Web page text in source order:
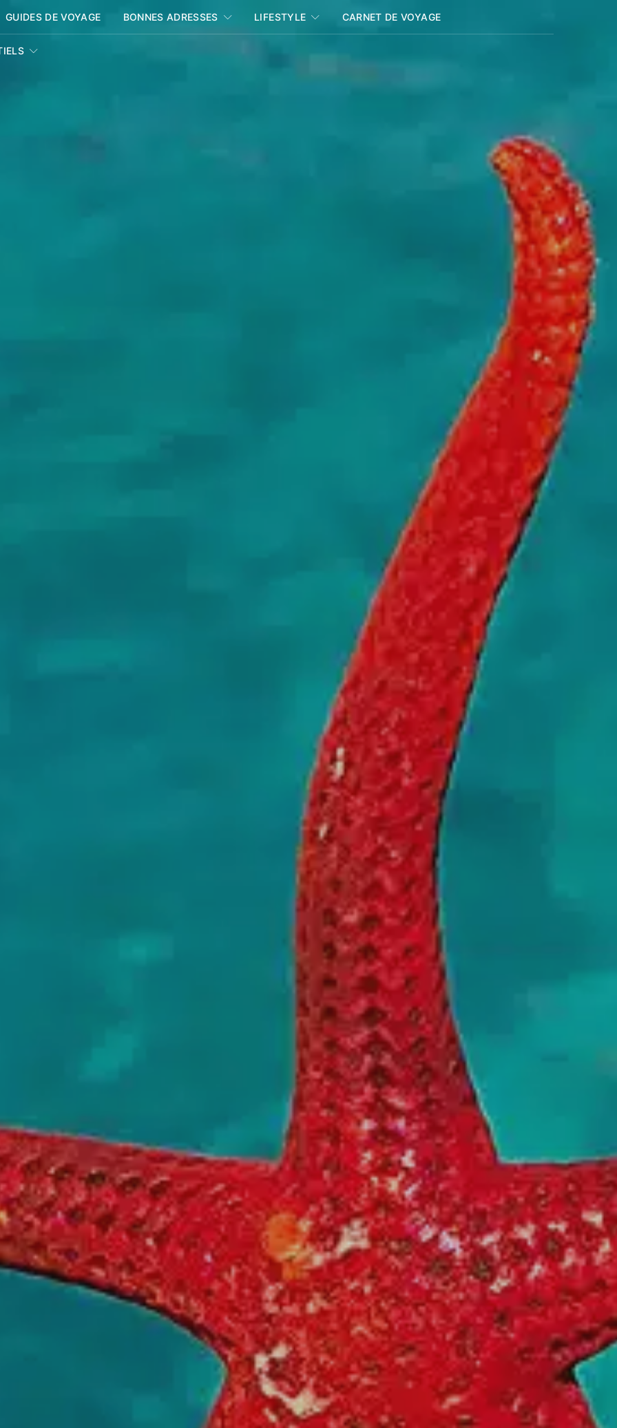
GUIDES DE VOYAGE BONNES ADRESSES LIFESTYLE CARNET DE VOYAGE